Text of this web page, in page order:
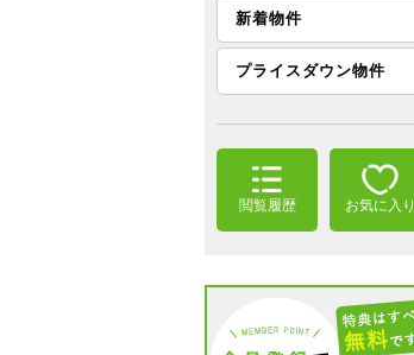
新着物件
プライスダウン物件
閲覧履歴 お気に入り